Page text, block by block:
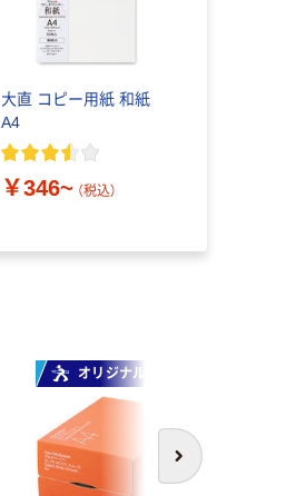
大直 コピー用紙 和紙
A4
￥346~ （税込）
次へ
オリジナル